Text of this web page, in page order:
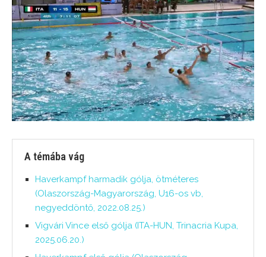
A témába vág
Haverkampf harmadik gólja, ötméteres
(Olaszország-Magyarország, U16-os vb,
negyeddöntő, 2022.08.25.)
Vigvári Vince első gólja (ITA-HUN, Trinacria Kupa,
2025.06.20.)